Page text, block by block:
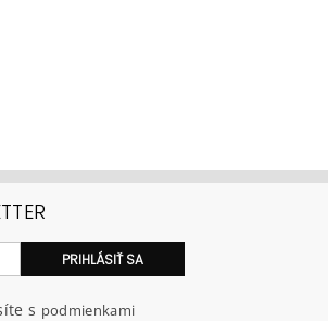
s podmienkami